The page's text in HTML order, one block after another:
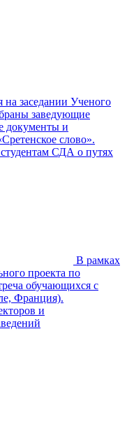
на заседании Ученого
заведующие
документы и
слово».
СДА о путях
В рамках
проекта по
обучающихся с
Франция).
и